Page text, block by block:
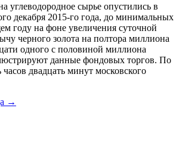
углеводородное сырье опустились в
декабря 2015-го года, до минимальных
году на фоне увеличения суточной
черного золота на полтора миллиона
одного с половиной миллиона
данные фондовых торгов. По
двадцать минут московского
→